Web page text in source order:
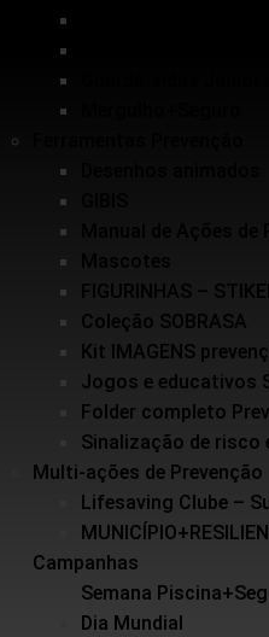
FIGURINHAS –
Coleção SOBRASA
Kit IMAGENS
Jogos e educativos
Folder completo
Sinalização de risco
Multi-ações de Prevenção
Lifesaving Clube –
Campanhas
Semana
Dia Mundial